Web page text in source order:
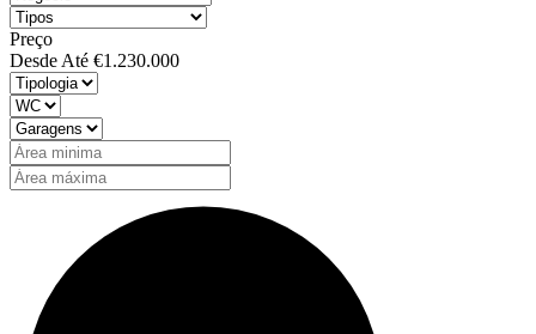
Preço
Desde Até €1.230.000